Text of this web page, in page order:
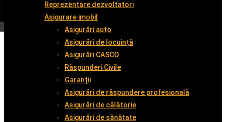
Reprezentare dezvoltatori
Asigurare imobil
Asigurări auto
Asigurări de locuință
Asigurări CASCO
Răspunderi Civile
Garanții
Asigurări de răspundere profesională
Asigurări de călătorie
Asigurări de sănătate